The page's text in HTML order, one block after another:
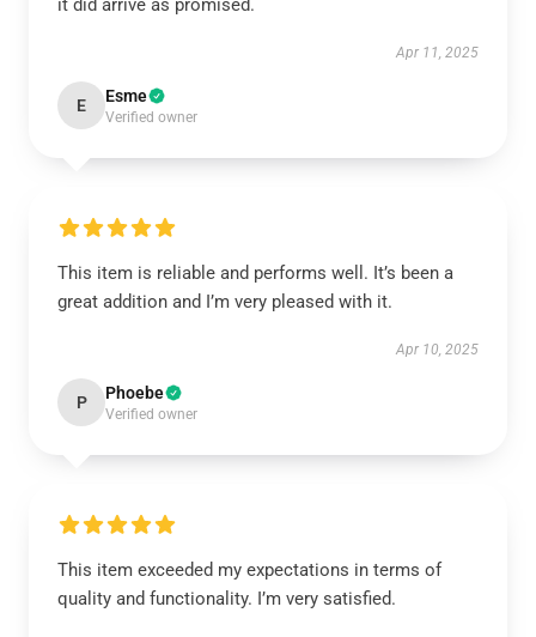
it did arrive as promised.
Apr 11, 2025
E Esme
Verified owner
This item is reliable and performs well. It’s been a
great addition and I’m very pleased with it.
Apr 10, 2025
P Phoebe
Verified owner
This item exceeded my expectations in terms of
quality and functionality. I’m very satisfied.